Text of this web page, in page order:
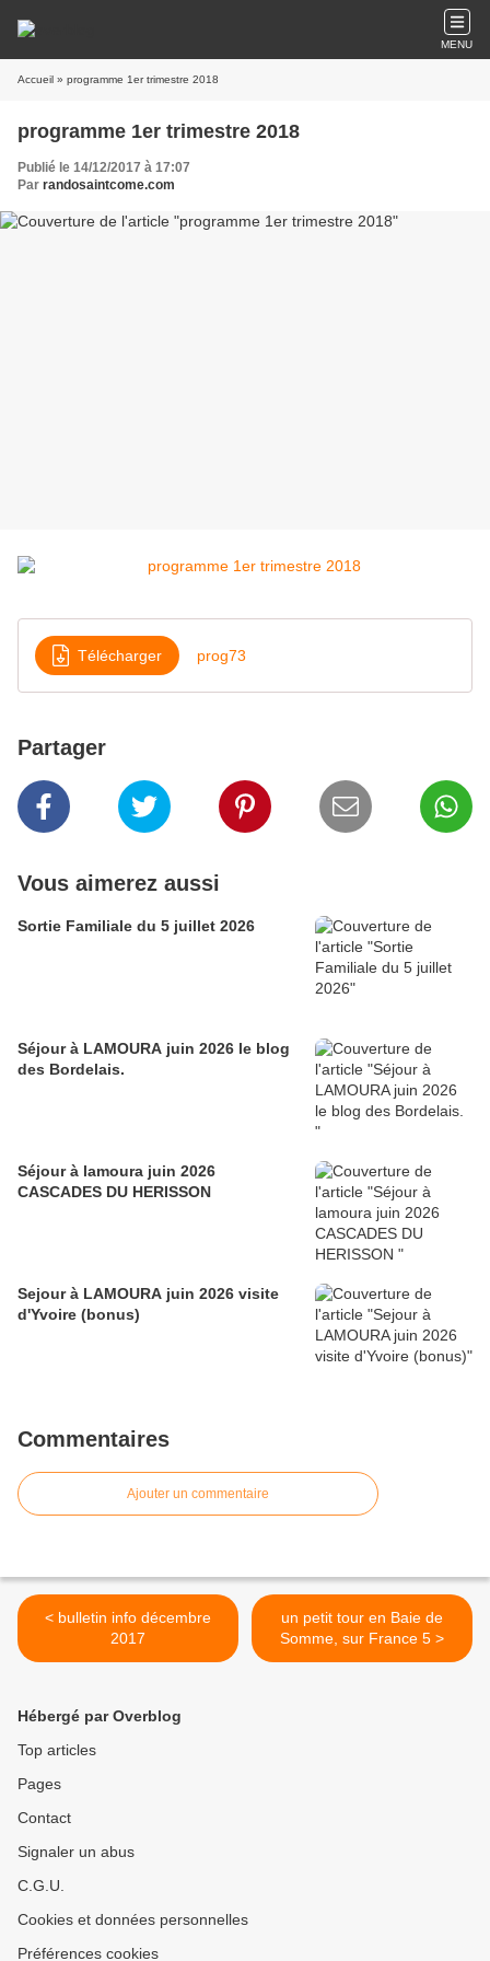
MENU
Accueil » programme 1er trimestre 2018
programme 1er trimestre 2018
Publié le 14/12/2017 à 17:07
Par randosaintcome.com
Télécharger prog73
Partager
Vous aimerez aussi
Sortie Familiale du 5 juillet 2026
Séjour à LAMOURA juin 2026 le blog
des Bordelais.
Séjour à lamoura juin 2026
CASCADES DU HERISSON
Sejour à LAMOURA juin 2026 visite
d'Yvoire (bonus)
Commentaires
Ajouter un commentaire
< bulletin info décembre
2017
un petit tour en Baie de
Somme, sur France 5 >
Hébergé par Overblog
Top articles
Pages
Contact
Signaler un abus
C.G.U.
Cookies et données personnelles
Préférences cookies